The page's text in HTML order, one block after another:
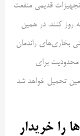
قدیمی منفعت
روز کنند. در همین
بخاری‌های راندمان
محدودیت برای
تحمیل خواهد شد
را خریدار